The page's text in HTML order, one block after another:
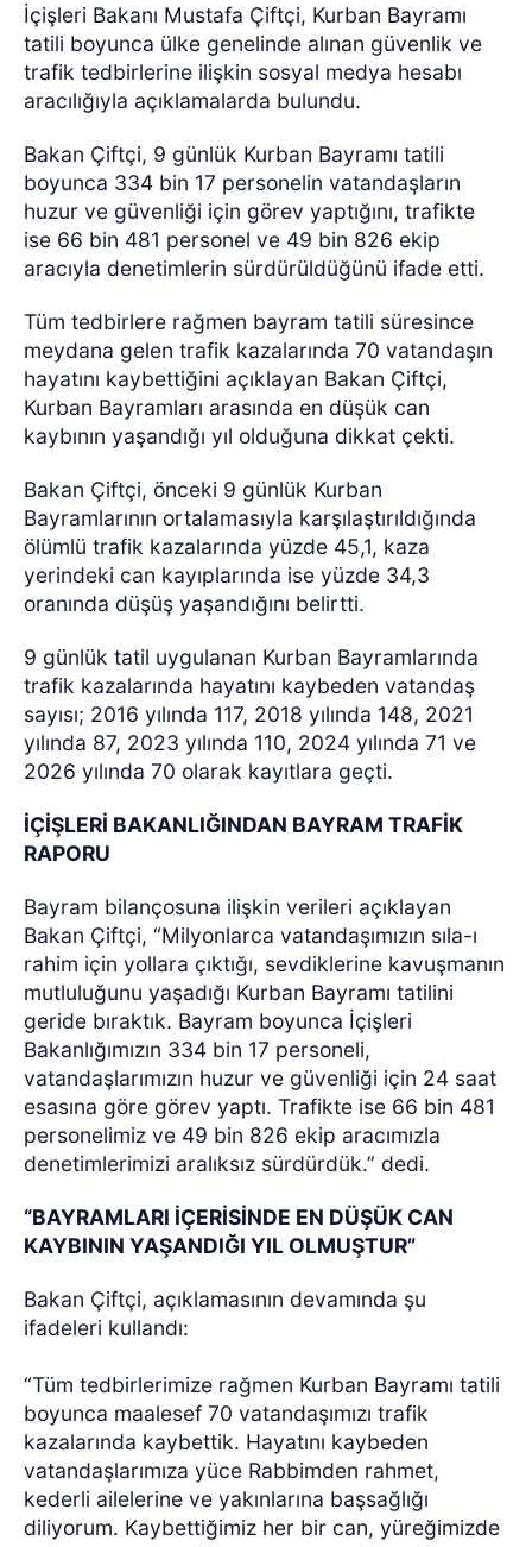
İçişleri Bakanı Mustafa Çiftçi, Kurban Bayramı
tatili boyunca ülke genelinde alınan güvenlik ve
trafik tedbirlerine ilişkin sosyal medya hesabı
aracılığıyla açıklamalarda bulundu.
Bakan Çiftçi, 9 günlük Kurban Bayramı tatili
boyunca 334 bin 17 personelin vatandaşların
huzur ve güvenliği için görev yaptığını, trafikte
ise 66 bin 481 personel ve 49 bin 826 ekip
aracıyla denetimlerin sürdürüldüğünü ifade etti.
Tüm tedbirlere rağmen bayram tatili süresince
meydana gelen trafik kazalarında 70 vatandaşın
hayatını kaybettiğini açıklayan Bakan Çiftçi,
Kurban Bayramları arasında en düşük can
kaybının yaşandığı yıl olduğuna dikkat çekti.
Bakan Çiftçi, önceki 9 günlük Kurban
Bayramlarının ortalamasıyla karşılaştırıldığında
ölümlü trafik kazalarında yüzde 45,1, kaza
yerindeki can kayıplarında ise yüzde 34,3
oranında düşüş yaşandığını belirtti.
9 günlük tatil uygulanan Kurban Bayramlarında
trafik kazalarında hayatını kaybeden vatandaş
sayısı; 2016 yılında 117, 2018 yılında 148, 2021
yılında 87, 2023 yılında 110, 2024 yılında 71 ve
2026 yılında 70 olarak kayıtlara geçti.
İÇİŞLERİ BAKANLIĞINDAN BAYRAM TRAFİK
RAPORU
Bayram bilançosuna ilişkin verileri açıklayan
Bakan Çiftçi, “Milyonlarca vatandaşımızın sıla-ı
rahim için yollara çıktığı, sevdiklerine kavuşmanın
mutluluğunu yaşadığı Kurban Bayramı tatilini
geride bıraktık. Bayram boyunca İçişleri
Bakanlığımızın 334 bin 17 personeli,
vatandaşlarımızın huzur ve güvenliği için 24 saat
esasına göre görev yaptı. Trafikte ise 66 bin 481
personelimiz ve 49 bin 826 ekip aracımızla
denetimlerimizi aralıksız sürdürdük.” dedi.
“BAYRAMLARI İÇERİSİNDE EN DÜŞÜK CAN
KAYBININ YAŞANDIĞI YIL OLMUŞTUR”
Bakan Çiftçi, açıklamasının devamında şu
ifadeleri kullandı:
“Tüm tedbirlerimize rağmen Kurban Bayramı tatili
boyunca maalesef 70 vatandaşımızı trafik
kazalarında kaybettik. Hayatını kaybeden
vatandaşlarımıza yüce Rabbimden rahmet,
kederli ailelerine ve yakınlarına başsağlığı
diliyorum. Kaybettiğimiz her bir can, yüreğimizde